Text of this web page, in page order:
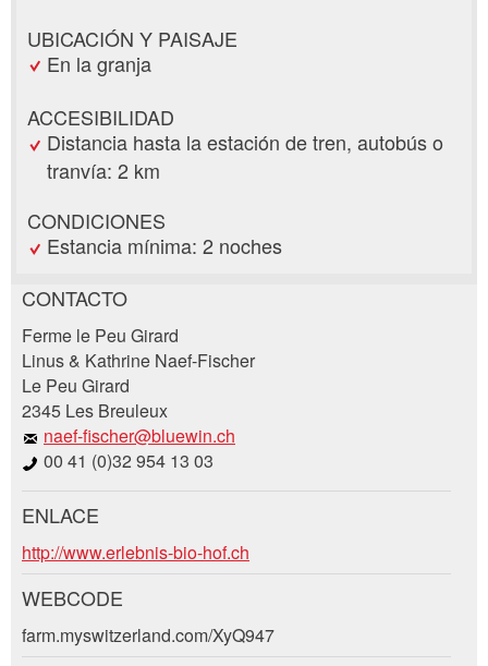
UBICACIÓN Y PAISAJE
En la granja
ACCESIBILIDAD
Distancia hasta la estación de tren, autobús o
tranvía: 2 km
CONDICIONES
Estancia mínima: 2 noches
Reclamar por anuncio
Su regeneración es muy apreciada!
Comentarios generales
Entrada no válida
Entrada incompleta
Recomiende este anuncio a sus amigos.
CONTACTO
Ferme le Peu Girard
Linus & Kathrine Naef-Fischer
Le Peu Girard
2345 Les Breuleux
naef-fischer@bluewin.ch
00 41 (0)32 954 13 03
Solicitud de reserva
Llegada *
ENLACE
http://www.erlebnis-bio-hof.ch
WEBCODE
farm.myswitzerland.com/XyQ947